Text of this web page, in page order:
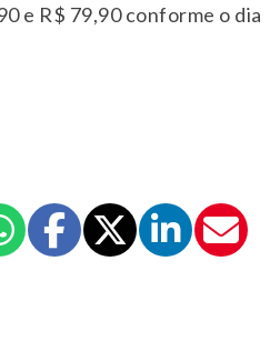
e R$ 79,90 conforme o dia